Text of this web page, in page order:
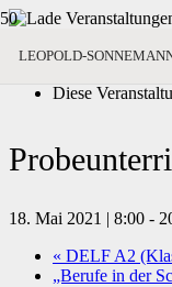
LEOPOLD-
« Alle Veranstaltungen
Diese
18. Mai 2021 | 8:00 -
« DELF A2
„Berufe in der